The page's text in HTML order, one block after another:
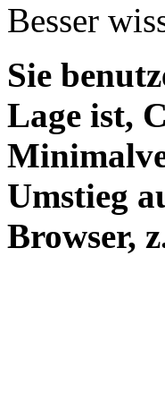
Besser
Sie
Lage ist,
Umstieg
Browser,